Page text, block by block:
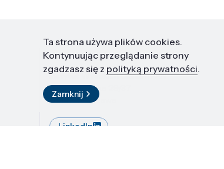
Kontakt
Instytut Wysokich Ciśnień PAN
ul. Sokołowska 29/37
01-142 Warszawa
LinkedIn
Ta strona używa plików cookies.
Kontynuując przeglądanie strony
zgadzasz się z polityką prywatności.
Zamknij